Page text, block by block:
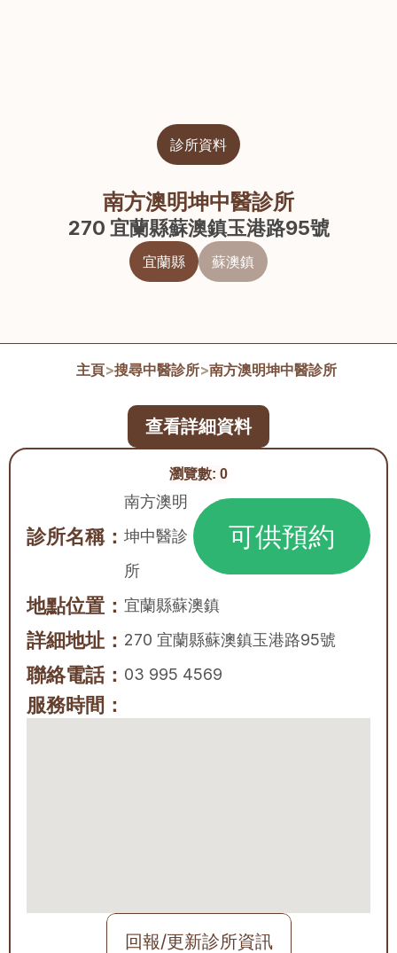
診所資料
南方澳明坤中醫診所
270 宜蘭縣蘇澳鎮玉港路95號
宜蘭縣 蘇澳鎮
主頁>搜尋中醫診所>南方澳明坤中醫診所
瀏覽數: 0
診所名稱：
南方澳明
坤中醫診
所
可供預約
地點位置： 宜蘭縣蘇澳鎮
詳細地址： 270 宜蘭縣蘇澳鎮玉港路95號
聯絡電話： 03 995 4569
服務時間：
回報/更新診所資訊
查看詳細資料